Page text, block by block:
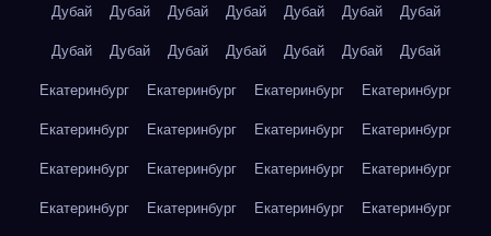
Дубай
Дубай Дубай Дубай Дубай Дубай
Дубай
Дубай
Дубай Дубай Дубай Дубай Дубай
Дубай
Екатеринбург
Екатеринбург Екатеринбург
Екатеринбург
Екатеринбург
Екатеринбург Екатеринбург
Екатеринбург
Екатеринбург
Екатеринбург Екатеринбург
Екатеринбург
Екатеринбург
Екатеринбург Екатеринбург
Екатеринбург